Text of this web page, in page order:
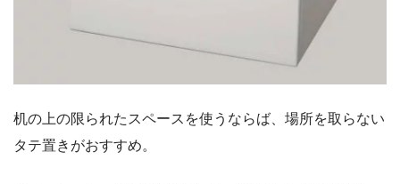
机の上の限られたスペースを使うならば、場所を取らない
タテ置きがおすすめ。